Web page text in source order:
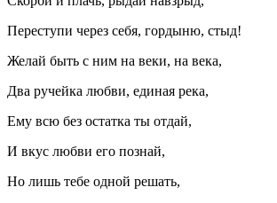
Переступи через себя, гордыню, стыд!
Желай быть с ним на веки, на века,
Два ручейка любви, единая река,
Ему всю без остатка ты отдай,
И вкус любви его познай,
Но лишь тебе одной решать,